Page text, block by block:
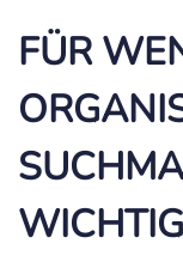
FÜR